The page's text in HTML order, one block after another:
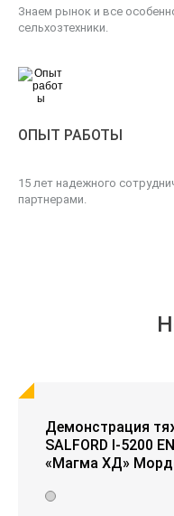
Знаем рынок и все
сельхозтехники.
ОПЫТ РАБОТЫ
15 лет надежного
партнерами.
Демонстрация
SALFORD I-5200
«Магма ХД»